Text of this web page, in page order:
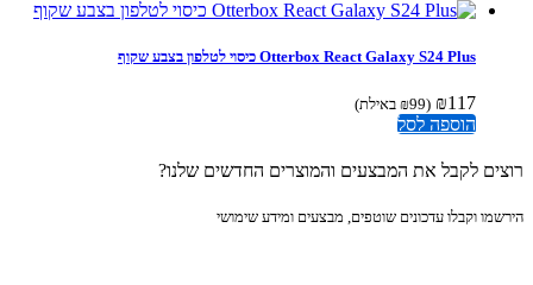
Otterbox React Galaxy S24 Plus כיסוי לטלפון בצבע שקוף
₪
(
₪99 באילת)
הוספה לסל
לקבל את המבצעים והמוצרים החדשים שלנו?
וקבלו עדכונים שוטפים, מבצעים ומידע שימושי